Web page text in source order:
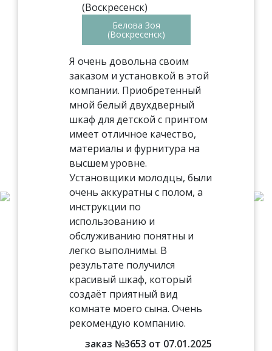
Белова Зоя
(Воскресенск)
Я очень довольна своим
заказом и установкой в этой
компании. Приобретенный
мной белый двухдверный
шкаф для детской с принтом
имеет отличное качество,
материалы и фурнитура на
высшем уровне.
Установщики молодцы, были
очень аккуратны с полом, а
инструкции по
использованию и
обслуживанию понятны и
легко выполнимы. В
результате получился
красивый шкаф, который
создаёт приятный вид
комнате моего сына. Очень
рекомендую компанию.
заказ №3653 от 07.01.2025